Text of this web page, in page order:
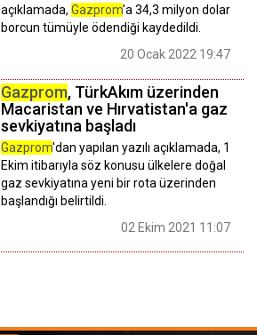
açıklamada, Gazprom'a 34,3 milyon dolar
borcun tümüyle ödendiği kaydedildi.
20 Ocak 2022 19:47
Gazprom, TürkAkım üzerinden
Macaristan ve Hırvatistan'a gaz
sevkiyatına başladı
Gazprom'dan yapılan yazılı açıklamada, 1
Ekim itibarıyla söz konusu ülkelere doğal
gaz sevkiyatına yeni bir rota üzerinden
başlandığı belirtildi.
02 Ekim 2021 11:07